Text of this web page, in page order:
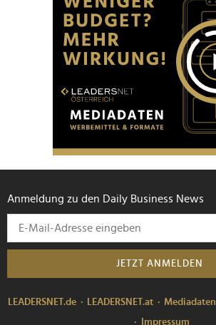
Anmeldung zu den Daily Business News
JETZT ANMELDEN
LEADERSNET.de LEADERSNET.at Mediadaten
Impressum